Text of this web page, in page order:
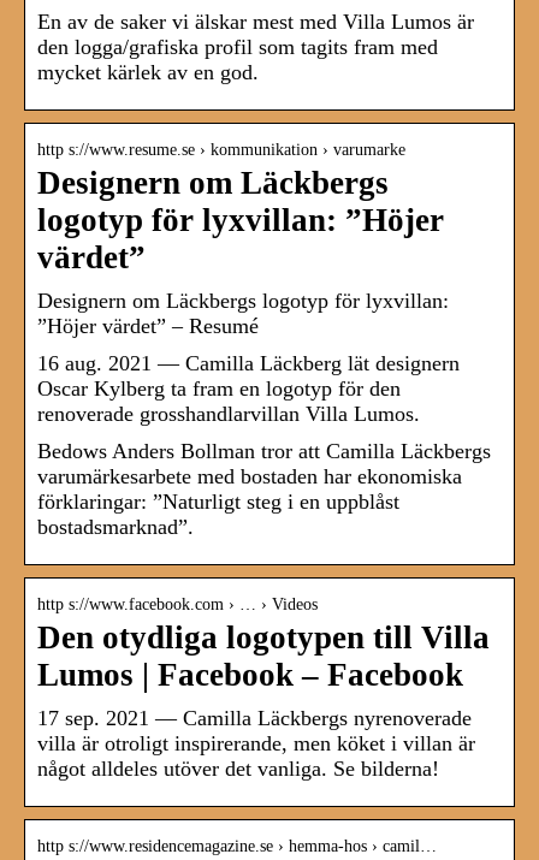
En av de saker vi älskar mest med Villa Lumos är
den logga/grafiska profil som tagits fram med
mycket kärlek av en god.
http s://www.resume.se › kommunikation › varumarke
Designern om Läckbergs
logotyp för lyxvillan: ”Höjer
värdet”
Designern om Läckbergs logotyp för lyxvillan:
”Höjer värdet” – Resumé
16 aug. 2021 — Camilla Läckberg lät designern
Oscar Kylberg ta fram en logotyp för den
renoverade grosshandlarvillan Villa Lumos.
Bedows Anders Bollman tror att Camilla Läckbergs
varumärkesarbete med bostaden har ekonomiska
förklaringar: ”Naturligt steg i en uppblåst
bostadsmarknad”.
http s://www.facebook.com › … › Videos
Den otydliga logotypen till Villa
Lumos | Facebook – Facebook
17 sep. 2021 — Camilla Läckbergs nyrenoverade
villa är otroligt inspirerande, men köket i villan är
något alldeles utöver det vanliga. Se bilderna!
http s://www.residencemagazine.se › hemma-hos › camil…